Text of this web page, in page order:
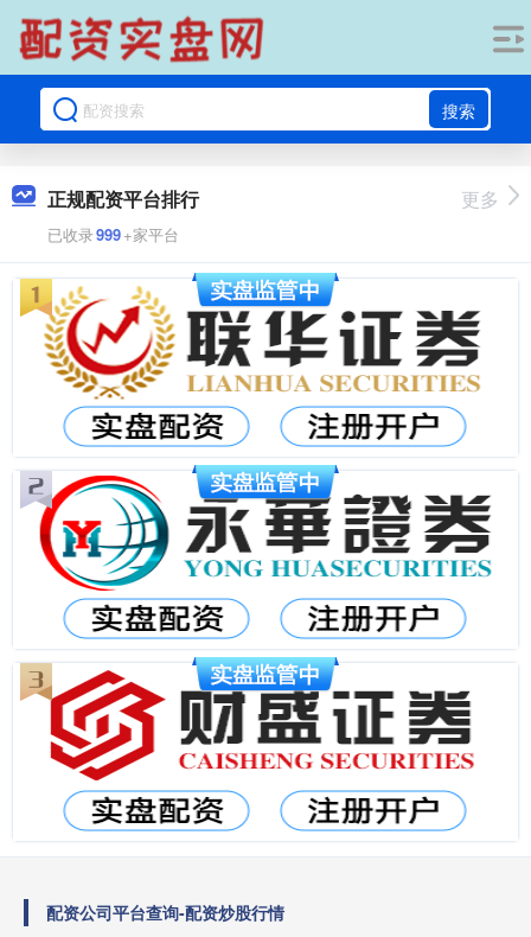
搜索
正规配资平台排行
已收录999+家平台
更多
配资公司平台查询-配资炒股行情